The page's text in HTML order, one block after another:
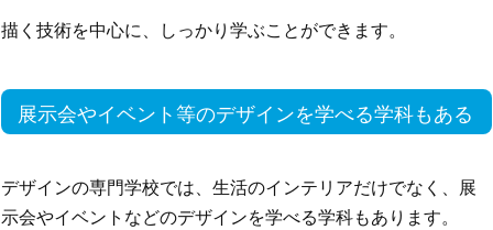
描く技術を中心に、しっかり学ぶことができます。
展示会やイベント等のデザインを学べる学科もある
デザインの専門学校では、生活のインテリアだけでなく、展
示会やイベントなどのデザインを学べる学科もあります。